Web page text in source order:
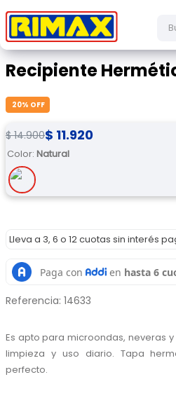
Recipiente
20% OFF
$ 14.900$ 11.920
Color: Natural
Lleva a 3, 6 o 12 cuotas sin interés
Referencia: 14633
Es apto para microondas, neveras
limpieza y uso diario. Tapa
perfecto.